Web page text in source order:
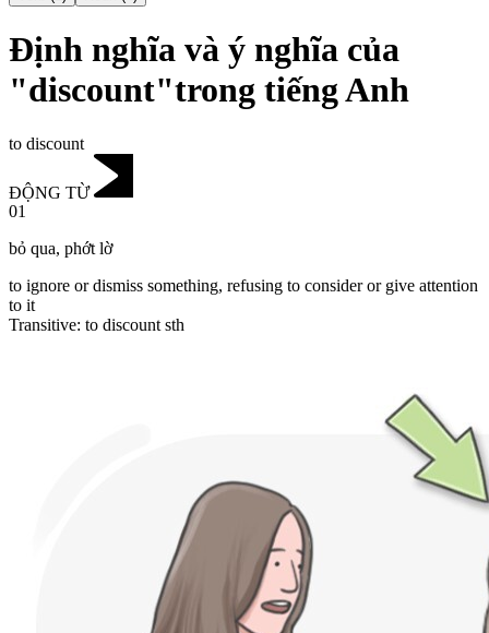
Định nghĩa và ý nghĩa của
"discount"trong tiếng Anh
to discount
ĐỘNG TỪ
01
bỏ qua, phớt lờ
to ignore or dismiss something, refusing to consider or give attention
to it
Transitive: to discount sth